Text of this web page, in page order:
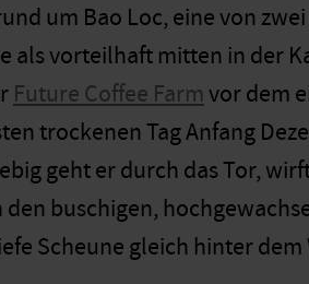
um Bao Loc, eine von
als vorteilhaft mitten in der
Future Coffee Farm vor dem
trockenen Tag Anfang
geht er durch das Tor,
den buschigen,
Scheune gleich hinter dem